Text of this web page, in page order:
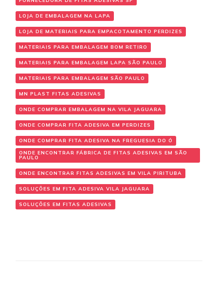
LOJA DE EMBALAGEM NA LAPA
LOJA DE MATERIAIS PARA EMPACOTAMENTO PERDIZES
MATERIAIS PARA EMBALAGEM BOM RETIRO
MATERIAIS PARA EMBALAGEM LAPA SÃO PAULO
MATERIAIS PARA EMBALAGEM SÃO PAULO
MN PLAST FITAS ADESIVAS
ONDE COMPRAR EMBALAGEM NA VILA JAGUARA
ONDE COMPRAR FITA ADESIVA EM PERDIZES
ONDE COMPRAR FITA ADESIVA NA FREGUESIA DO Ó
ONDE ENCONTRAR FÁBRICA DE FITAS ADESIVAS EM SÃO
PAULO
ONDE ENCONTRAR FITAS ADESIVAS EM VILA PIRITUBA
SOLUÇÕES EM FITA ADESIVA VILA JAGUARA
SOLUÇÕES EM FITAS ADESIVAS